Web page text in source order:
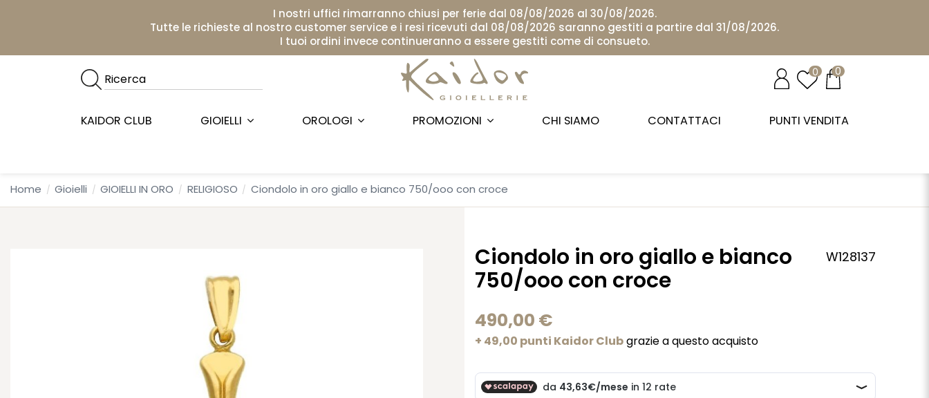
I nostri uffici rimarranno chiusi per ferie dal 08/08/2026 al 30/08/2026.
Tutte le richieste al nostro customer service e i resi ricevuti dal 08/08/2026 saranno gestiti a partire dal 31/08/2026.
I tuoi ordini invece continueranno a essere gestiti come di consueto.
0 0
KAIDOR CLUB GIOIELLI OROLOGI PROMOZIONI CHI SIAMO CONTATTACI PUNTI VENDITA
Home Gioielli GIOIELLI IN ORO RELIGIOSO Ciondolo in oro giallo e bianco 750/ooo con croce
Ciondolo in oro giallo e bianco
750/ooo con croce
W128137
490,00 €
+ 49,00 punti Kaidor Clubgrazie a questo acquisto